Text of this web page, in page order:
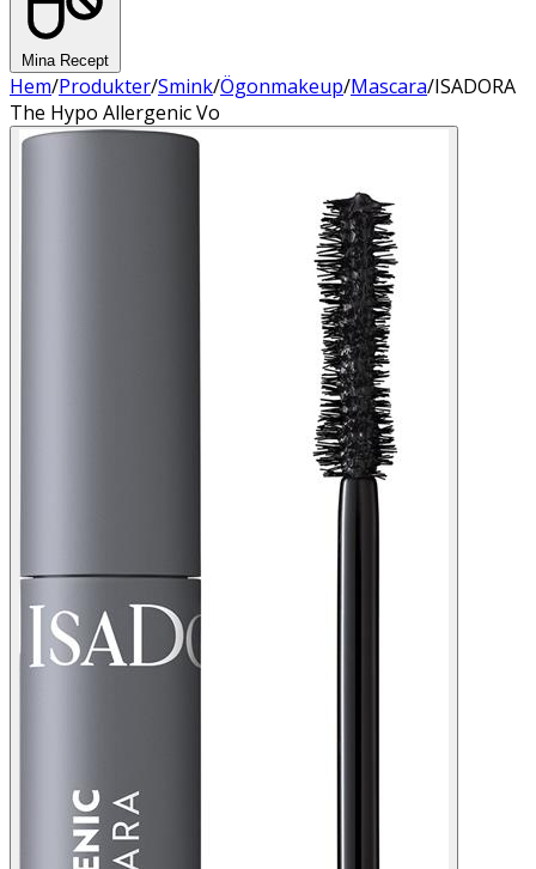
Mina Recept
Hem/Produkter/Smink/Ögonmakeup/Mascara/ISADORA
The Hypo Allergenic Vo